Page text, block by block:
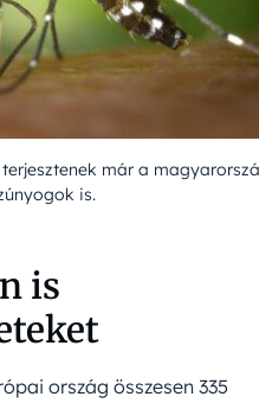
már a
is.
is
ország összesen 335